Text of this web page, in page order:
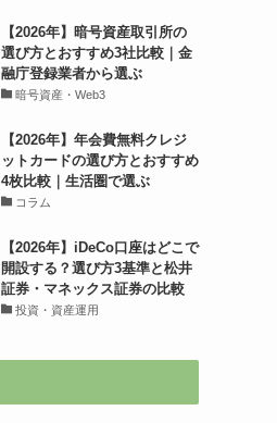
【2026年】暗号資産取引所の
選び方とおすすめ3社比較｜金
融庁登録業者から選ぶ
暗号資産・Web3
【2026年】年会費無料クレジ
ットカードの選び方とおすすめ
4枚比較｜生活圏で選ぶ
コラム
【2026年】iDeCo口座はどこで
開設する？選び方3基準と松井
証券・マネックス証券の比較
投資・資産運用